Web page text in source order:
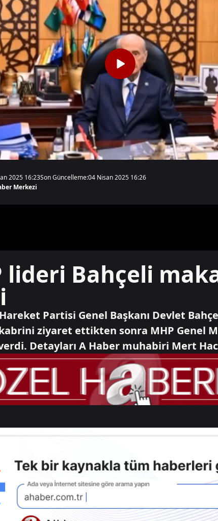
2025 16:23Son Güncelleme:04 Nisan 2025 16:26
Merkezi
lideri Bahçeli
Partisi Genel Başkanı Devlet
ziyaret ettikten sonra MHP Genel
Detayları A Haber muhabiri Mert